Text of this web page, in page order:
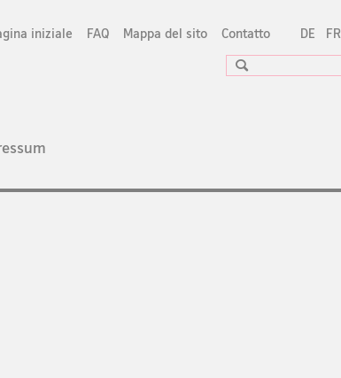
DE FR
iniziale FAQ Mappa del sito Contatto
Ricerca